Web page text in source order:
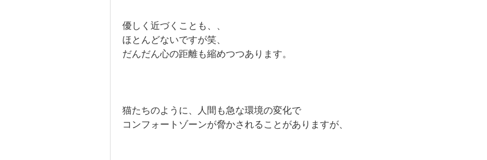
優しく近づくことも、、
ほとんどないですが笑、
だんだん心の距離も縮めつつあります。
猫たちのように、人間も急な環境の変化で
コンフォートゾーンが脅かされることがありますが、